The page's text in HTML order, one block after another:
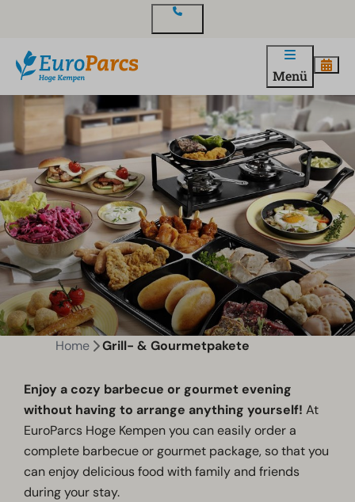
Menü
Home Grill- & Gourmetpakete
Enjoy a cozy barbecue or gourmet evening
without having to arrange anything yourself! At
EuroParcs Hoge Kempen you can easily order a
complete barbecue or gourmet package, so that you
can enjoy delicious food with family and friends
during your stay.